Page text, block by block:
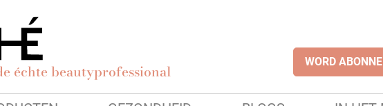
échte beautyprofessional WORD